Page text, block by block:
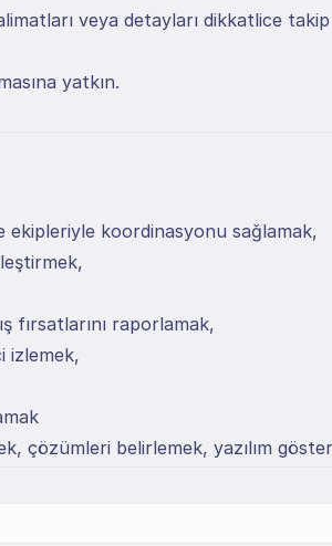
veya detayları dikkatlice
yatkın.
koordinasyonu sağlamak,
fırsatlarını raporlamak,
izlemek,
çözümleri belirlemek, yazılım